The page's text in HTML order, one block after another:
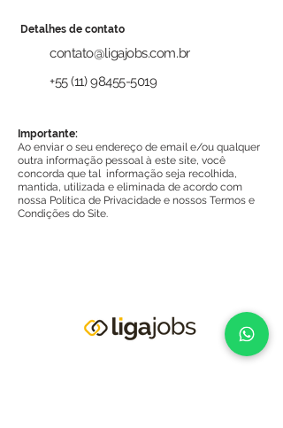
Detalhes de contato
contato@ligajobs.com.br
+55 (11) 98455-5019
Importante:
Ao enviar o seu endereço de email e/ou qualquer
outra informação pessoal à este site, você
concorda que tal informação seja recolhida,
mantida, utilizada e eliminada de acordo com
nossa Política de Privacidade e nossos Termos e
Condições do Site.